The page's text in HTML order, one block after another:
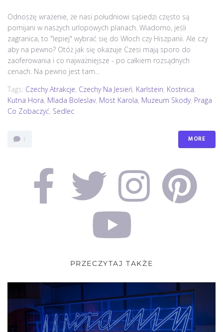
Odnoszę wrażenie, że nasi południowi sąsiedzi często są
pomijani w naszych urlopowych planach. Wiadomo, jeśli
zagranica, to "lepiej" wybrać się do Włoch czy Hiszpanii. Ale czy
aby na pewno? Otóż jak się okazuje Czesi mają sporo do
zaoferowania i co najważniejsze - po całkiem rozsądnych
cenach. Na pewno jest tam...
Tags: Czechy Atrakcje, Czechy Na Jesień, Karlstein, Kostnica,
Kutna Hora, Mlada Boleslav, Most Karola, Muzeum Skody, Praga
Co Zobaczyć, Sedlec
1 MORE
PRZECZYTAJ TAKŻE